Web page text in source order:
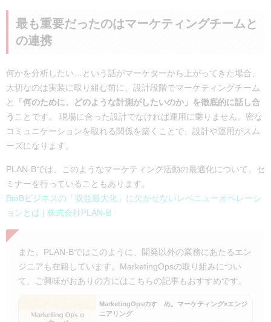
最も重要だったのはマーケティングチームと
の連携
何かを分析したい…という話がマーケターから上がってきた場合、
大切なのは実装に取り組む前に、設計段階でマーケティングチーム
と
「何のために、どのような計測がしたいのか」を徹底的に話し合
う ことです。 現場に合った設計でなければ運用に乗りません。密な
コミュニケーションを取れる関係を築くことで、設計や運用がスム
ーズになります。
PLAN-Bでは、このようなマーケティング活動の最適化について、セ
ミナーを行っていることもあります。
BtoBビジネスの「収益最大化」に欠かせないレベニューオペレーシ
ョンとは | 株式会社PLAN-B
また、PLAN-Bではこのように、開発以外の業務にあたるエン
ジニアも在籍しています。MarketingOpsの取り組みについ
て、ご興味がおありの方にはこちらの記事もおすすめです。
MarketingOpsのすゝめ。マーケティング×エンジ
ニアリング